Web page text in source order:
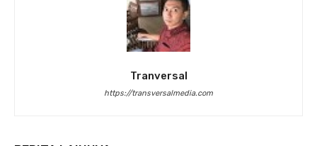
Tranversal
https://transversalmedia.com